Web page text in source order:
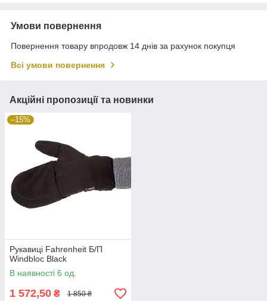
Умови повернення
Повернення товару впродовж 14 днів за рахунок покупця
Всі умови повернення
Акційні пропозиції та новинки
–15%
Рукавиці Fahrenheit Б/П
Windbloc Black
В наявності 6 од.
1 572,50 ₴ 1 850 ₴